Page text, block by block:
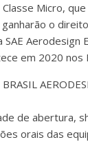
Micro,
o
Aerodesign
em 2020 nos
de abertura,
orais das